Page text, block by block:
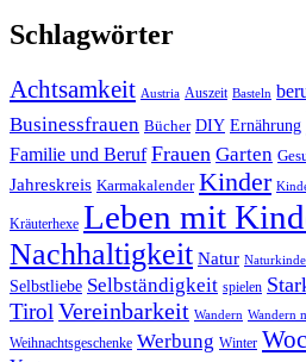
Schlagwörter
Achtsamkeit Austria Auszeit Basteln
Businessfrauen Bücher DIY Ernährung
Familie und Beruf Frauen Garten
Jahreskreis Karmakalender Kinder
Kräuterhexe Leben mit
Nachhaltigkeit Natur
Selbstliebe Selbständigkeit spielen
Tirol Vereinbarkeit Wandern Wandern
Weihnachtsgeschenke Werbung Winter